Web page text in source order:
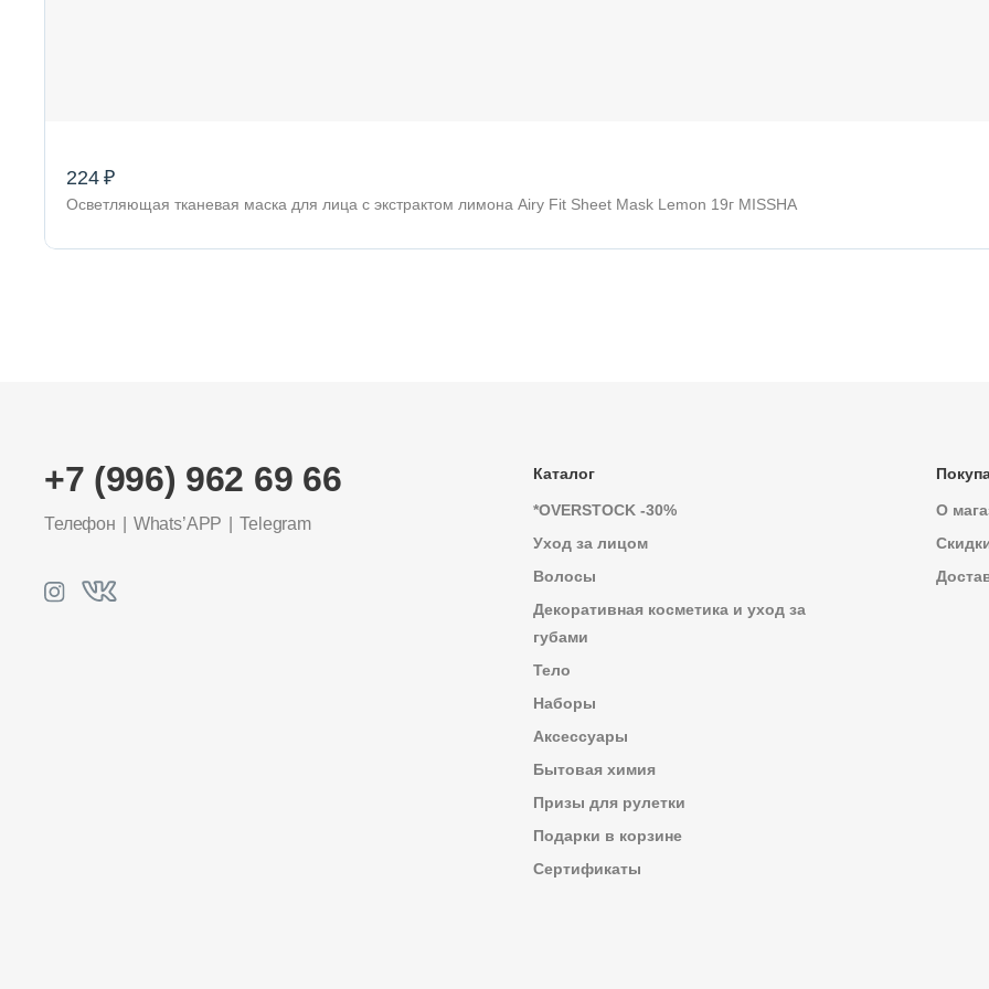
224 ₽
Осветляющая тканевая маска для лица с экстрактом лимона Airy Fit Sheet Mask Lemon 19г MISSHA
+7 (996) 962 69 66
Телефон Whats’APP Telegram
Каталог
*OVERSTOCK -30%
Уход за лицом
Волосы
Декоративная косметика и уход за
губами
Тело
Наборы
Аксессуары
Бытовая химия
Призы для рулетки
Подарки в корзине
Сертификаты
О